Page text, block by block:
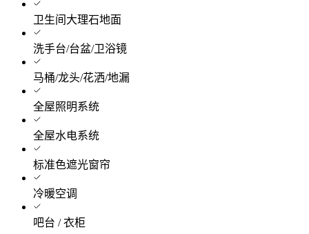
卫生间大理石地面
洗手台/台盆/卫浴镜
马桶/龙头/花洒/地漏
全屋照明系统
全屋水电系统
标准色遮光窗帘
冷暖空调
吧台 / 衣柜